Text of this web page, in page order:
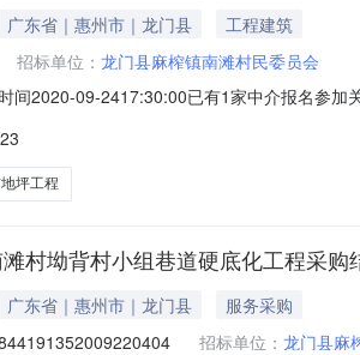
广东省｜惠州市｜龙门县
工程建筑
招标单位： 龙门县麻榨镇南滩村民委员会
间2020-09-2417:30:00已有1家中介报名参加
涉及的项目投资总额低于一定限额的中介服
坪工程
村坳背村小组巷道硬底化工程采
广东省｜惠州市｜龙门县
服务采购
招标单位： 龙门县麻